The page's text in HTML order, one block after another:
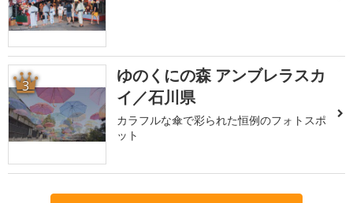
3
ゆのくにの森 アンブレラスカ
イ／石川県
カラフルな傘で彩られた恒例のフォトスポ
ット